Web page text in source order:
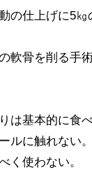
の仕上げに5
軟骨を削る手
は基本的に食べ
ルに触れない。
く使わない。